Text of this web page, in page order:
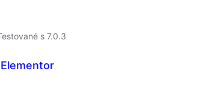
s 7.0.3